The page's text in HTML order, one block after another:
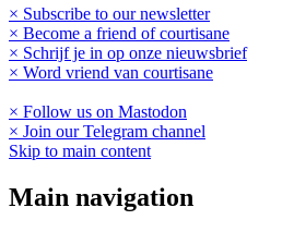
× Subscribe to our newsletter
× Become a friend of courtisane
× Schrijf je in op onze nieuwsbrief
× Word vriend van courtisane
× Follow us on Mastodon
× Join our Telegram channel
Skip to main content
Main navigation